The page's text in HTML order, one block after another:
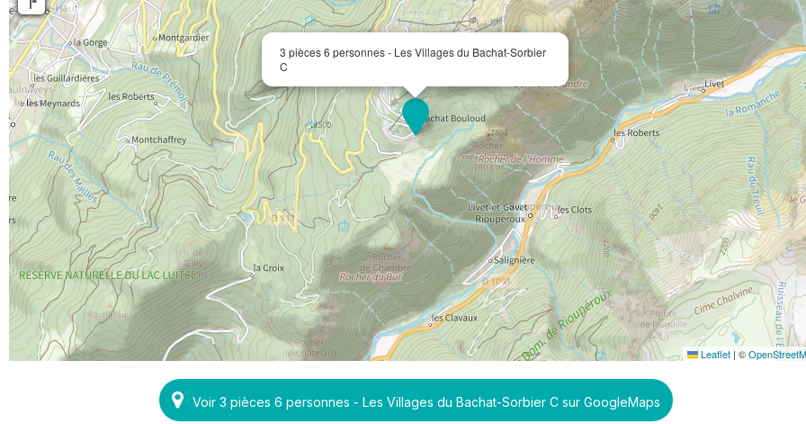
3 pièces 6 personnes - Les Villages du Bachat-Sorbier
C
Leaflet | ©
Voir 3 pièces 6 personnes - Les Villages du Bachat-Sorbier C sur GoogleMaps